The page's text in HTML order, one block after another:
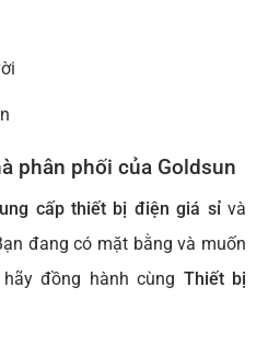
phân phối của Goldsun
cấp thiết bị điện giá sỉvà
đang có mặt bằng và muốn
đồng hành cùng Thiết bị